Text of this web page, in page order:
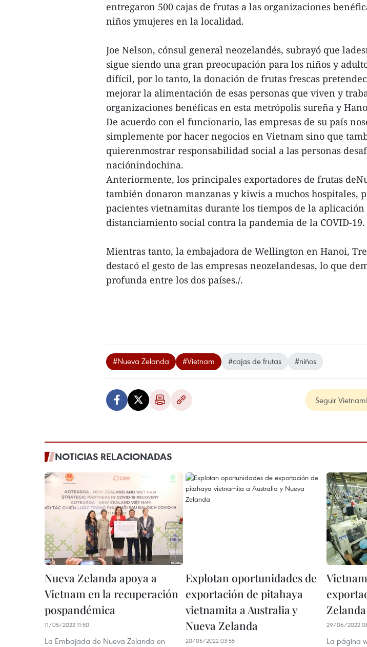
entregaron 500 cajas de frutas a las organizaciones
niños ymujeres en la localidad.
Joe Nelson, cónsul general neozelandés, subrayó que
sigue siendo una gran preocupación para los niños y
difícil, por lo tanto, la donación de frutas frescas
mejorar la alimentación de esas personas que viven y
organizaciones benéficas en esta metrópolis sureña y
De acuerdo con el funcionario, las empresas de su país
simplemente por hacer negocios en Vietnam sino que
quierenmostrar responsabilidad social a las personas
naciónindochina.
Anteriormente, los principales exportadores de frutas
también donaron manzanas y kiwis a muchos hospitales,
pacientes vietnamitas durante los tiempos de la
distanciamiento social contra la pandemia de la COVID-19.
Mientras tanto, la embajadora de Wellington en Hanoi,
destacó el gesto de las empresas neozelandesas, lo que
profunda entre los dos países./.
#Nueva Zelanda #Vietnam #cajas de frutas #niños
Seguir
NOTICIAS RELACIONADAS
Nueva Zelanda apoya a
Vietnam en la recuperación
pospandémica
11/05/2022 11:50
La Embajada de Nueva Zelanda en
Explotan oportunidades de
exportación de pitahaya
vietnamita a Australia y
Nueva Zelanda
20/05/2022 03:55
Zelanda
29/06/2022
La página